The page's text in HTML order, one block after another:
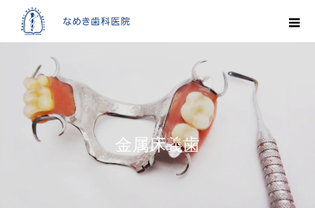
金属床義歯